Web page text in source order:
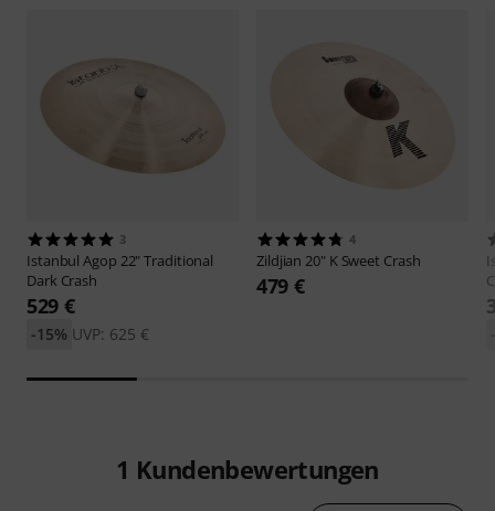
3
Istanbul Agop 22" Traditional
Dark Crash
529 €
UVP: 625 €
-15%
4
Zildjian 20" K Sweet Crash
479 €
1 Kundenbewertungen